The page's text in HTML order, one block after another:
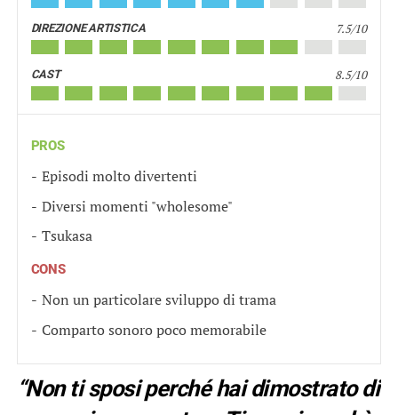
DIREZIONE ARTISTICA 7.5/10
CAST 8.5/10
PROS
Episodi molto divertenti
Diversi momenti "wholesome"
Tsukasa
CONS
Non un particolare sviluppo di trama
Comparto sonoro poco memorabile
“Non ti sposi perché hai dimostrato di